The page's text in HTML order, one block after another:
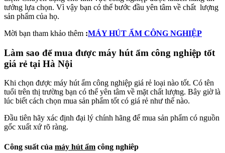
tưởng lựa chọn. Vì vậy bạn có thể bước đầu yên tâm về chất lượng
sản phẩm của họ.
Mời bạn tham khảo thêm :MÁY HÚT ẨM CÔNG NGHIỆP
Làm sao để mua được máy hút ẩm công nghiệp tốt
giá rẻ tại Hà Nội
Khi chọn được máy hút ẩm công nghiệp giá rẻ loại nào tốt. Có tên
tuổi trên thị trường bạn có thể yên tâm về mặt chất lượng. Bây giờ là
lúc biết cách chọn mua sản phẩm tốt có giá rẻ như thế nào.
Đầu tiên hãy xác định đại lý chính hãng để mua sản phẩm có nguồn
gốc xuất xứ rõ ràng.
Công suất của máy hút ẩm công nghiêp